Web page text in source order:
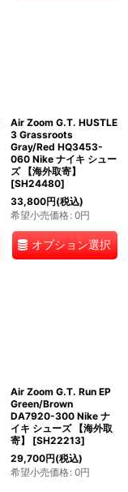
Air Zoom G.T. HUSTLE
3 Grassroots
Gray/Red HQ3453-
060 Nike ナイキ シュー
ズ 【海外取寄】
[SH24480]
33,800円(税込)
希望小売価格: 0円
オプション選択
Air Zoom G.T. Run EP
Green/Brown
DA7920-300 Nike ナ
イキ シューズ 【海外取
寄】
[SH22213]
29,700円(税込)
希望小売価格: 0円